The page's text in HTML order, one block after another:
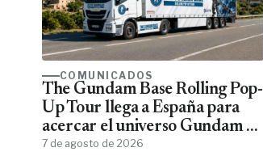
COMUNICADOS
The Gundam Base Rolling Pop-
Up Tour llega a España para
acercar el universo Gundam a
todos los fans
7 de agosto de 2026